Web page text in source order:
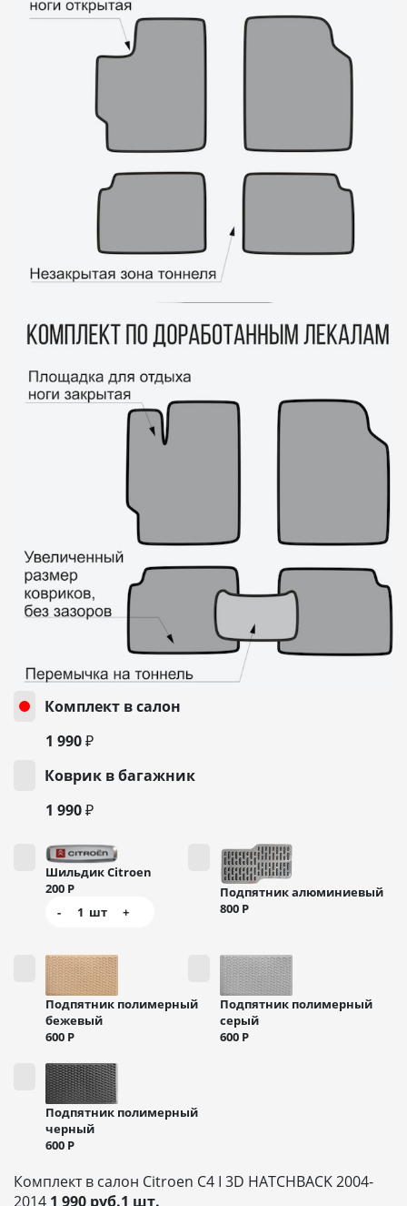
Комплект в салон
1 990 ₽
Коврик в багажник
1 990 ₽
Шильдик Citroen
200 Р
-
1 шт +
Подпятник алюминиевый
800 Р
Подпятник полимерный
бежевый
600 Р
Подпятник полимерный
серый
600 Р
Подпятник полимерный
черный
600 Р
Комплект в салон Citroen C4 I 3D HATCHBACK 2004-
2014 1 990 руб.1 шт.